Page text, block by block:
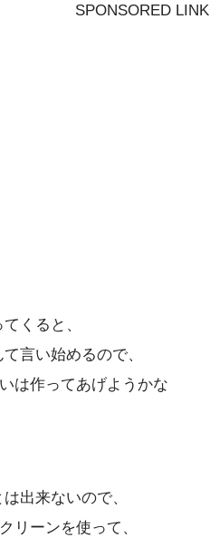
SPONSORED LINK
くると、
言い始めるので、
は作ってあげようかな
出来ないので、
リーンを使って、